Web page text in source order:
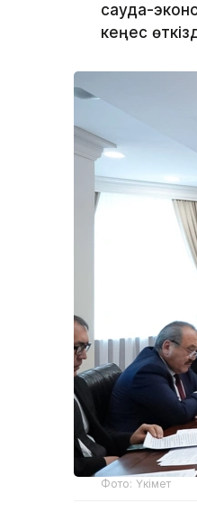
сауда-
кеңес
Фото: Үкімет